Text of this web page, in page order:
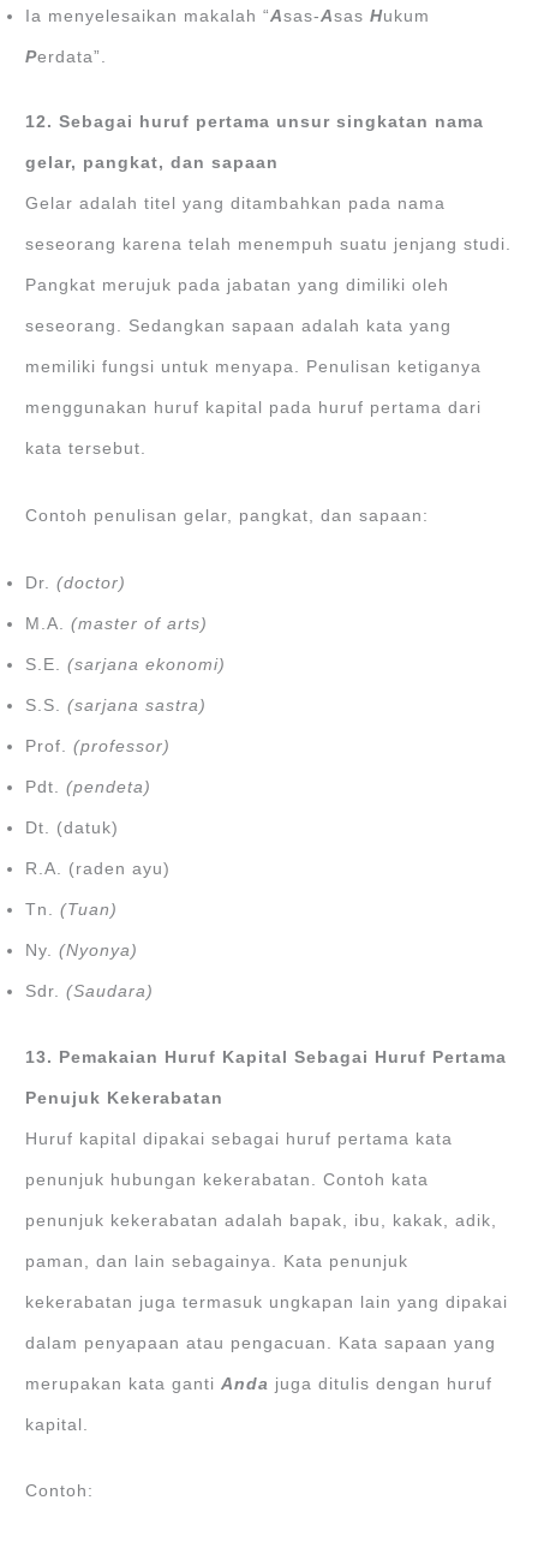
Ia menyelesaikan makalah “Asas-AsasHukum
Perdata”.
12. Sebagai huruf pertama unsur singkatan nama
gelar, pangkat, dan sapaan
Gelar adalah titel yang ditambahkan pada nama
seseorang karena telah menempuh suatu jenjang studi.
Pangkat merujuk pada jabatan yang dimiliki oleh
seseorang. Sedangkan sapaan adalah kata yang
memiliki fungsi untuk menyapa. Penulisan ketiganya
menggunakan huruf kapital pada huruf pertama dari
kata tersebut.
Contoh penulisan gelar, pangkat, dan sapaan:
Dr.(doctor)
M.A.(master of arts)
S.E.(sarjana ekonomi)
S.S.(sarjana sastra)
Prof.(professor)
Pdt.(pendeta)
Dt. (datuk)
R.A. (raden ayu)
Tn.(Tuan)
Ny.(Nyonya)
Sdr.(Saudara)
13. Pemakaian Huruf Kapital Sebagai Huruf Pertama
Penujuk Kekerabatan
Huruf kapital dipakai sebagai huruf pertama kata
penunjuk hubungan kekerabatan. Contoh kata
penunjuk kekerabatan adalah bapak, ibu, kakak, adik,
paman, dan lain sebagainya. Kata penunjuk
kekerabatan juga termasuk ungkapan lain yang dipakai
dalam penyapaan atau pengacuan. Kata sapaan yang
merupakan kata gantiAnda juga ditulis dengan huruf
kapital.
Contoh: